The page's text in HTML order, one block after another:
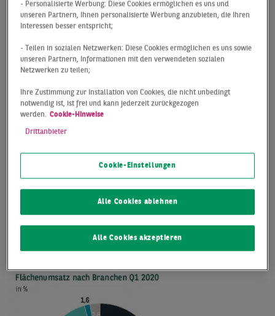
gesamtwirtschaftlichen Einbußen auch tatsächlich
widerspiegeln werden, wird auch davon abhängen, wie
einzelne Branchen eine mögliche abwartende Haltung
anderer Marktteilnehmer kompensieren.
- Personalisierte Werbung: Diese Cookies ermöglichen es uns und
unseren Partnern, Ihnen personalisierte Werbung anzubieten, die Ihren
Interessen besser entspricht;
- Teilen in sozialen Netzwerken: Diese Cookies ermöglichen es uns sowie
unseren Partnern, Informationen mit den verwendeten sozialen
Netzwerken zu teilen;
Ihre Zustimmung zur Installation von Cookies, die nicht unbedingt
notwendig ist, ist frei und kann jederzeit zurückgezogen
werden. Cookie-Hinweise
Drittanbieter
Cookie-Einstellungen
Alle Cookies ablehnen
Alle Cookies akzeptieren